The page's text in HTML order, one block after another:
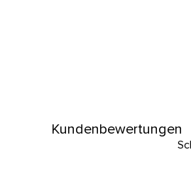
Kundenbewertungen